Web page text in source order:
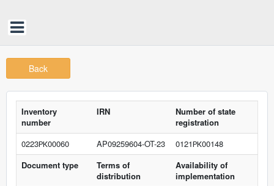
Back
Inventory
number
IRN
Number of state
registration
0223РК00060
AP09259604-OT-23
0121РК00148
Document type
Terms of
distribution
Availability of
implementation